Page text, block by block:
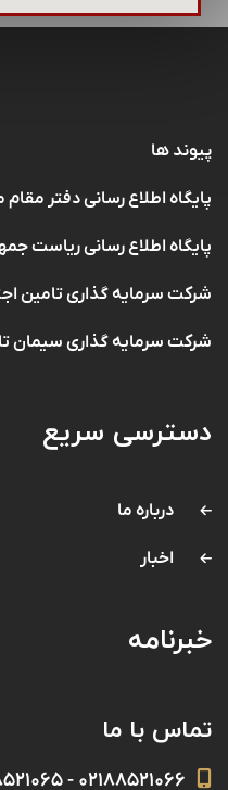
پیوند ها
پایگاه اطلاع رسانی دفتر
پایگاه اطلاع رسانی ریاست
شرکت سرمایه گذاری تامین
شرکت سرمایه گذاری سیمان
دسترسی سریع
درباره ما
اخبار
خبرنامه
تماس با ما
۰۲۱۸۸۵۲۱۰۶۶ - ۰۲۱۸۸۵۲۱۰۶۵